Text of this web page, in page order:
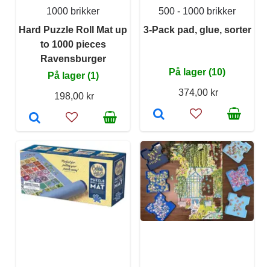
1000 brikker
Hard Puzzle Roll Mat up
to 1000 pieces
Ravensburger
På lager (1)
198,00 kr
500 - 1000 brikker
3-Pack pad, glue, sorter
På lager (10)
374,00 kr